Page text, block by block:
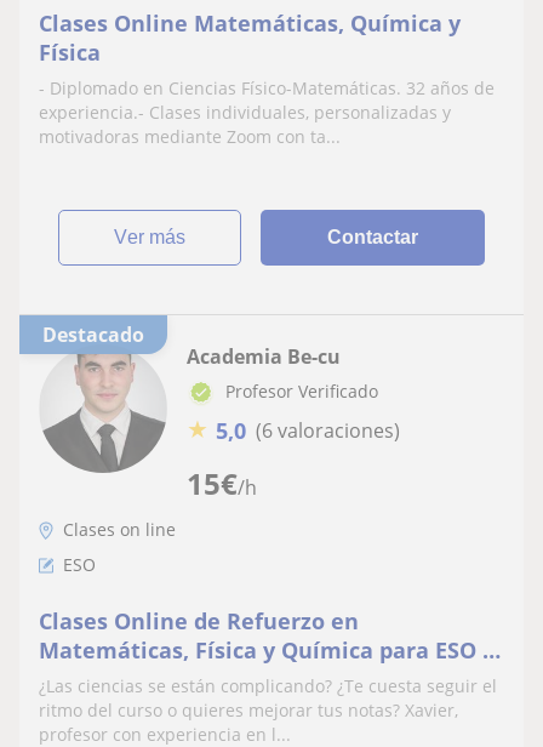
Clases Online Matemáticas, Química y
Física
- Diplomado en Ciencias Físico-Matemáticas. 32 años de
experiencia.- Clases individuales, personalizadas y
motivadoras mediante Zoom con ta...
ver más Contactar
Destacado
15€/h
Academia Be-cu
Profesor Verificado
★ 5,0 (6 valoraciones)
Clases on line
ESO
Clases Online de Refuerzo en
Matemáticas, Física y Química para ESO –
Profesor Xavier
¿Las ciencias se están complicando? ¿Te cuesta seguir el
ritmo del curso o quieres mejorar tus notas? Xavier,
profesor con experiencia en l...